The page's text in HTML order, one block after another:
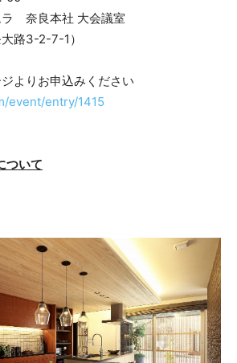
ラ 奈良本社 大会議室
路3-2-7-1）
よりお申込みください
event/entry/1415
ついて